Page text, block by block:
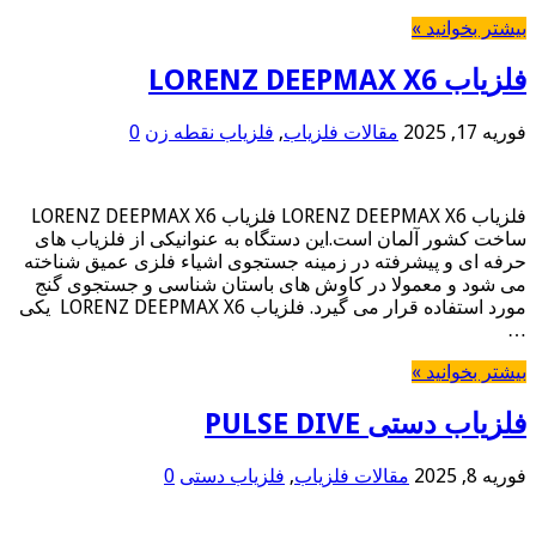
بیشتر بخوانید »
فلزیاب LORENZ DEEPMAX X6
فوریه 17, 2025 مقالات فلزیاب, فلزیاب نقطه زن 0
فلزیاب LORENZ DEEPMAX X6 فلزیاب LORENZ DEEPMAX X6
ساخت کشور آلمان است.این دستگاه به عنوانیکی از فلزیاب های
حرفه ای و پیشرفته در زمینه جستجوی اشیاء فلزی عمیق شناخته
می شود و معمولا در کاوش های باستان شناسی و جستجوی گنج
مورد استفاده قرار می گیرد. فلزیاب LORENZ DEEPMAX X6 یکی
…
بیشتر بخوانید »
فلزیاب دستی PULSE DIVE
فوریه 8, 2025 مقالات فلزیاب, فلزیاب دستی 0